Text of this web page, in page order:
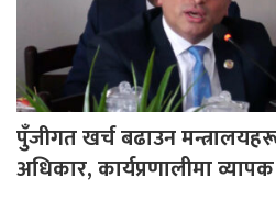
पुँजीगत खर्च बढाउन
अधिकार, कार्यप्रणालीमा